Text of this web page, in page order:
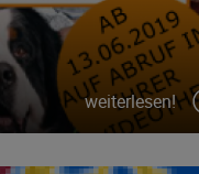
weiterlesen!